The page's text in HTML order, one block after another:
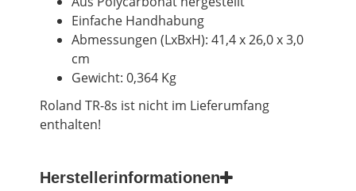
Einfache Handhabung
Abmessungen (LxBxH): 41,4 x 26,0 x 3,0
cm
Gewicht: 0,364 Kg
Roland TR-8s ist nicht im Lieferumfang
enthalten!
Herstellerinformationen